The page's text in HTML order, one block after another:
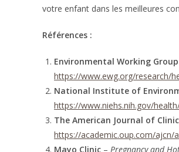
votre enfant dans les meilleures
Références :
Environmental Working Group
https://www.ewg.org/research/
National Institute of
https://www.niehs.nih.gov/
The American Journal of
https://academic.oup.com/ajcn/
Mayo Clinic – Pregnancy and